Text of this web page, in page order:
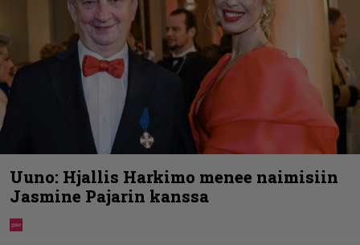
Uuno: Hjallis Harkimo menee naimisiin
Jasmine Pajarin kanssa